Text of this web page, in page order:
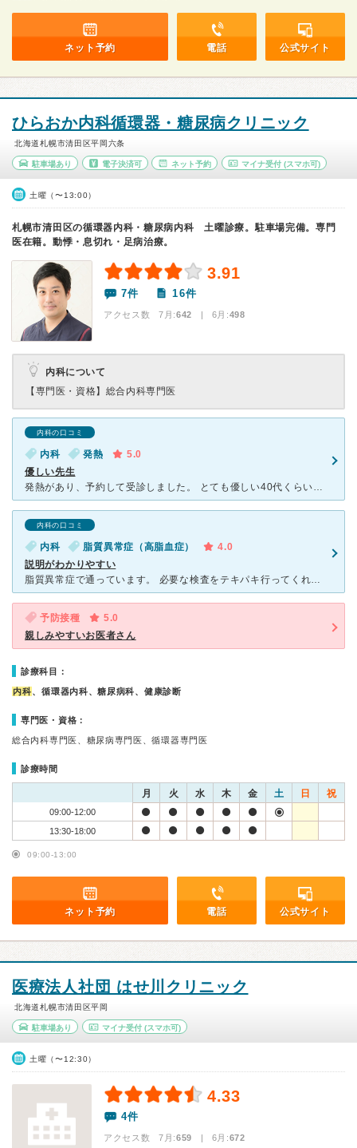
ネット予約 電話 公式サイト
ひらおか内科循環器・糖尿病クリニック
北海道札幌市清田区平岡六条
駐車場あり 電子決済可 ネット予約 マイナ受付 (スマホ可)
土曜（〜13:00）
札幌市清田区の循環器内科・糖尿病内科 土曜診療。駐車場完備。専門
医在籍。動悸・息切れ・足病治療。
3.91
7件 16件
アクセス数 7月:642 | 6月:498
内科について
【専門医・資格】 総合内科専門医
内科の口コミ
内科 発熱
5.0
優しい先生
発熱があり、予約して受診しました。 とても優しい40代くらいの先生でした。 忙しいのに、ひとりひとりに丁寧に優しく診察してくれます。 受付の方も良く、雰囲気の良い病院です。 予約して伺ったので
内科の口コミ
内科 脂質異常症（高脂血症）
4.0
説明がわかりやすい
脂質異常症で通っています。 必要な検査をテキパキ行ってくれます。 先生は礼儀正しい方で、ハキハキとわかりやすく説明してくれます。 看護師さんの採血も上手だし、これからも通い続けたいと思います。
予防接種
5.0
親しみやすいお医者さん
診療科目：
内科、循環器内科、糖尿病科、健康診断
専門医・資格：
総合内科専門医、糖尿病専門医、循環器専門医
診療時間
月 火 水 木 金 土 日 祝
09:00-12:00
13:30-18:00
09:00-13:00
ネット予約 電話 公式サイト
医療法人社団 はせ川クリニック
北海道札幌市清田区平岡
駐車場あり マイナ受付(スマホ可)
土曜（〜12:30）
4.33
4件
アクセス数 7月:659 | 6月:672